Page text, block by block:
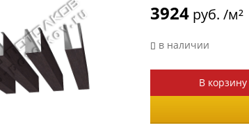
3924 руб. /м²
в наличии
В корзину